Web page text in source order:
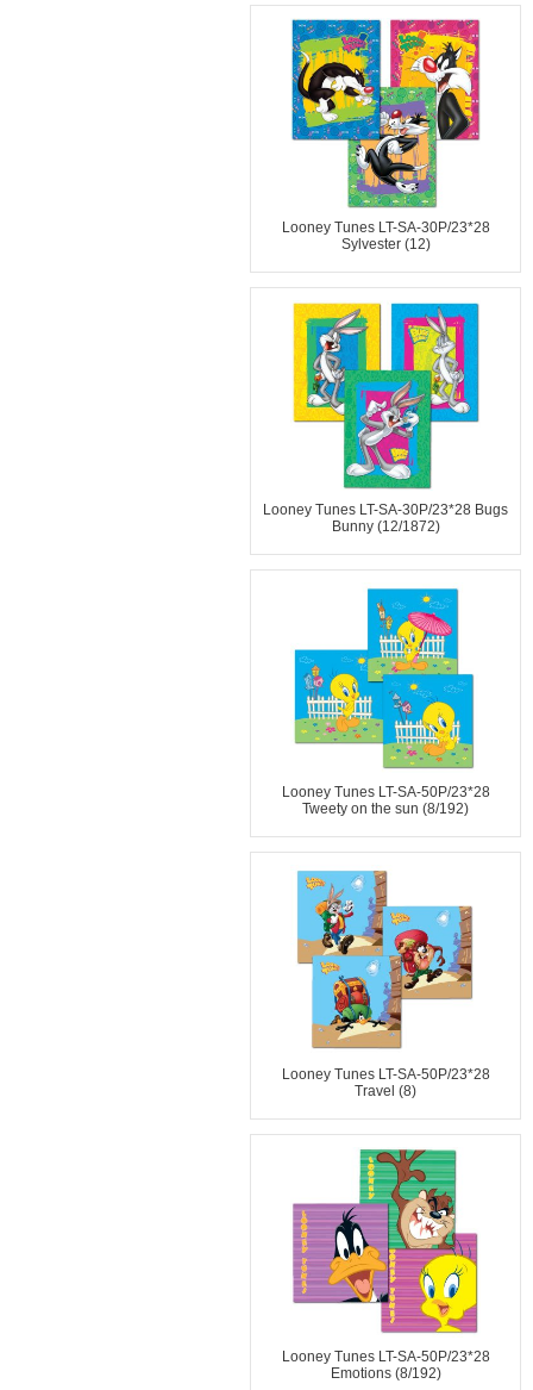
Looney Tunes LT-SA-30P/23*28
Sylvester (12)
Looney Tunes LT-SA-30P/23*28 Bugs
Bunny (12/1872)
Looney Tunes LT-SA-50P/23*28
Tweety on the sun (8/192)
Looney Tunes LT-SA-50P/23*28
Travel (8)
Looney Tunes LT-SA-50P/23*28
Emotions (8/192)